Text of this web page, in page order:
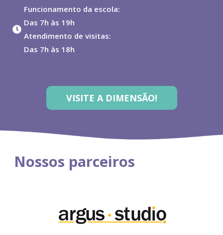
Funcionamento da escola:
Das 7h às 19h
Atendimento de visitas:
Das 7h às 18h
VISITE A DIMENSÃO!
Nossos parceiros